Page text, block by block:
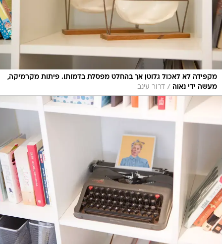
מקפידה לא לאכול גלוטן אך בהחלט מפסלת בדמותו. פיתות מקרמיקה,
מעשה ידי נאוה / דרור עינב